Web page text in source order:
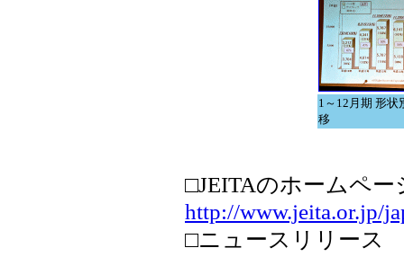
1～12月期 形状
移
□JEITAのホームペー
http://www.jeita.or.jp/
□ニュースリリース